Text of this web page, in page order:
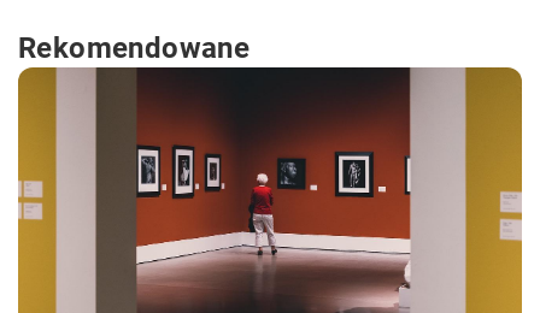
Rekomendowane